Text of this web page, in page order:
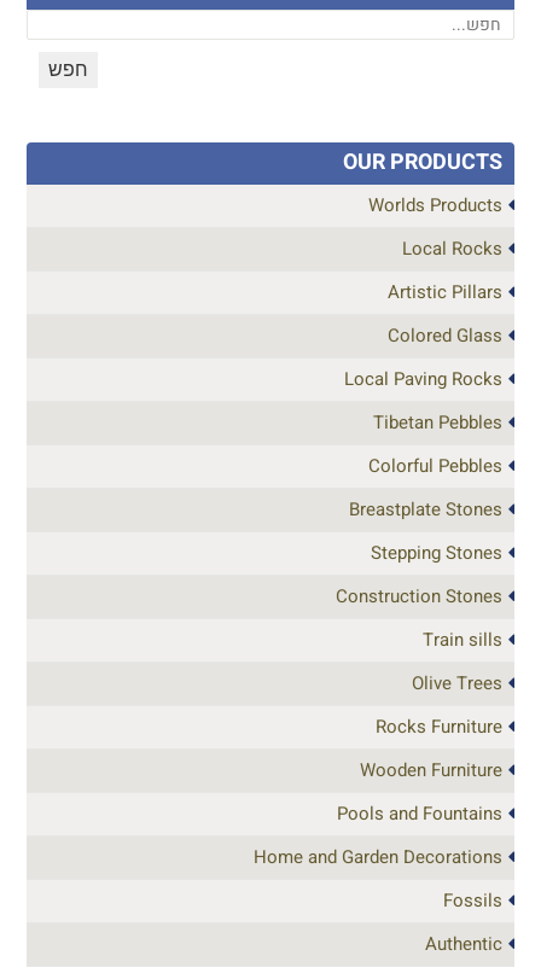
OUR PRODUCTS
Worlds Products
Local Rocks
Artistic Pillars
Colored Glass
Local Paving Rocks
Tibetan Pebbles
Colorful Pebbles
Breastplate Stones
Stepping Stones
Construction Stones
Train sills
Olive Trees
Rocks Furniture
Wooden Furniture
Pools and Fountains
Home and Garden Decorations
Fossils
Authentic